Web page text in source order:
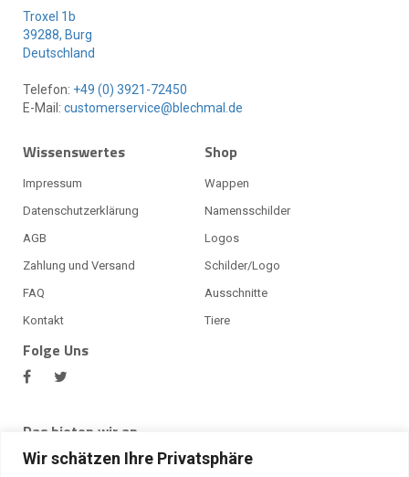
Wir schätzen Ihre Privatsphäre
Troxel 1b
39288, Burg
Deutschland
Telefon: +49 (0) 3921-72450
E-Mail: customerservice@blechmal.de
Wissenswertes
Impressum
Datenschutzerklärung
AGB
Zahlung und Versand
FAQ
Kontakt
Shop
Wappen
Namensschilder
Logos
Schilder/Logo
Ausschnitte
Tiere
Folge Uns
Das bieten wir an
Bei BlechMal bekommst du viele Produkte, unter anderem ein
Alu Riffelblech oder Alu Lochblech, Edelstahlblech,